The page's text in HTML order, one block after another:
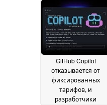
к ней не будет03 June
2026
GitHub Copilot
отказывается от
фиксированных
тарифов, и
разработчики